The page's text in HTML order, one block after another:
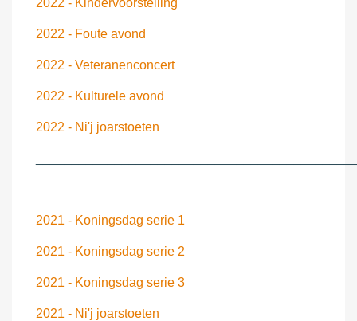
2022 - Kindervoorstelling
2022 - Foute avond
2022 - Veteranenconcert
2022 - Kulturele avond
2022 - Ni'j joarstoeten
2021 - Koningsdag serie 1
2021 - Koningsdag serie 2
2021 - Koningsdag serie 3
2021 - Ni'j joarstoeten